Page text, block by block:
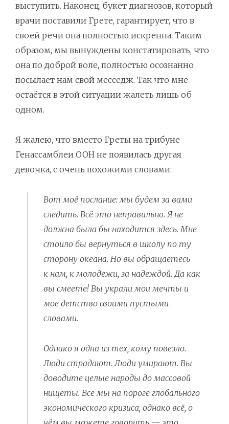
выступить. Наконец, букет диагнозов, который
врачи поставили Грете, гарантирует, что в
своей речи она полностью искренна. Таким
образом, мы вынуждены констатировать, что
она по доброй воле, полностью осознанно
посылает нам свой месседж. Так что мне
остаётся в этой ситуации жалеть лишь об
одном.
Я жалею, что вместо Греты на трибуне
Генассамблеи ООН не появилась другая
девочка, с очень похожими словами:
Вот моё послание: мы будем за вами
следить. Всё это неправильно. Я не
должна была бы находится здесь. Мне
стоило бы вернуться в школу по ту
сторону океана. Но вы обращаетесь
к нам, к молодежи, за надеждой. Да как
вы смеете! Вы украли мои мечты и
мое детство своими пустыми
словами.
Однако я одна из тех, кому повезло.
Люди страдают. Люди умирают. Вы
доводите целые народы до массовой
нищеты. Все мы на пороге глобального
экономического кризиса, однако всё, о